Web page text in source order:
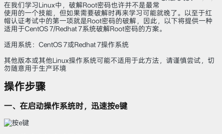
在我们学习Linux中，破解Root密码也许并不是最常
使用的一个技能，但如果需要破解时再来学习可能就晚了。以至于红
帽认证考试中的第一项就是Root密码的破解，因此，以下将提供一种
适用于CentOS 7/Redhat 7系统破解Root密码的方案。
适用系统：CentOS 7或Redhat 7操作系统
其他版本或其他Linux操作系统可能不适用于此方法，请谨慎尝试，切
勿随意用于生产环境
操作步骤
一、在启动操作系统时，迅速按e键